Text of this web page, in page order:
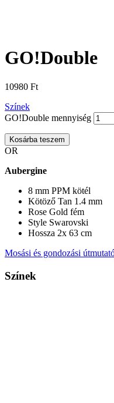
GO!Double
10980 Ft
Színek
GO!Double mennyiség
Kosárba teszem
OR
Aubergine
8 mm PPM kötél
Kötöző Tan 1.4 mm
Rose Gold fém
Style Swarovski
Hossza 2x 63 cm
Mosási és gondozási
Színek